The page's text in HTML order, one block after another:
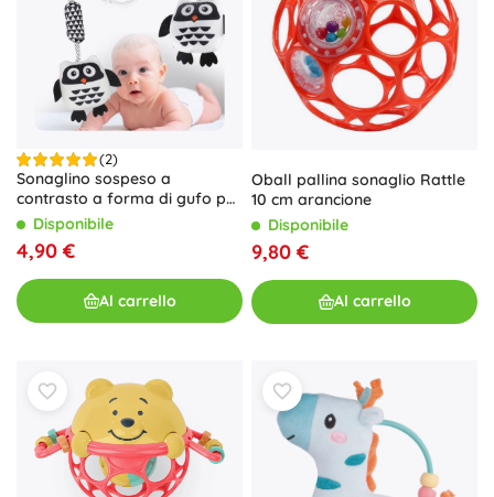
(2)
Sonaglino sospeso a
contrasto a forma di gufo per
neonati
Disponibile
4,90 €
Al carrello
Oball pallina sonaglio Rattle
10 cm arancione
Disponibile
9,80 €
Al carrello